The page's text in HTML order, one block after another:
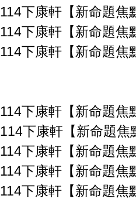
114下康軒【新命題焦
114下康軒【新命題焦
114下康軒【新命題焦
114下康軒【新命題焦
114下康軒【新命題焦
114下康軒【新命題焦
114下康軒【新命題焦
114下康軒【新命題焦